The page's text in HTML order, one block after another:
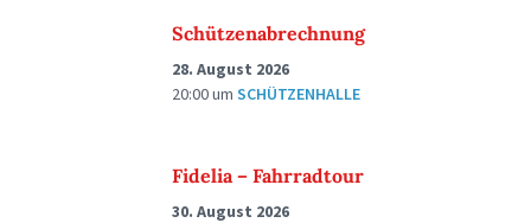
Schützenabrechnung
28. August 2026
20:00um SCHÜTZENHALLE
Fidelia – Fahrradtour
30. August 2026